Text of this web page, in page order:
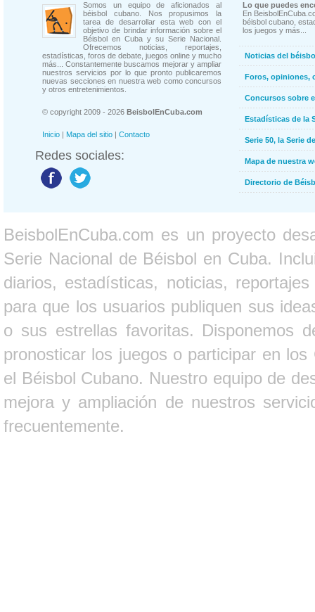
Somos un equipo de aficionados al
béisbol cubano. Nos propusimos la
tarea de desarrollar esta web con el
objetivo de brindar información sobre el
Béisbol en Cuba y su Serie Nacional.
Ofrecemos noticias, reportajes,
estadísticas, foros de debate, juegos online y mucho
más... Constantemente buscamos mejorar y ampliar
nuestros servicios por lo que pronto publicaremos
nuevas secciones en nuestra web como concursos
y otros entretenimientos.
© copyright 2009 - 2026 BeisbolEnCuba.com
Inicio | Mapa del sitio | Contacto
Redes sociales:
Lo que puedes
En
béisbol cubano,
los juegos y más...
Noticias del
Foros, opiniones,
Concursos sobre
Estadísticas de la
Serie 50, la Serie
Mapa de nuestra
Directorio de
BeisbolEnCuba.com es un proyecto
Serie Nacional de Béisbol en Cuba.
diarios, estadísticas, noticias,
para que los usuarios publiquen sus
o sus estrellas favoritas. Disponemos
pronosticar los juegos o participar en
el Béisbol Cubano. Nuestro equipo de
mejora y ampliación de nuestros
frecuentemente.